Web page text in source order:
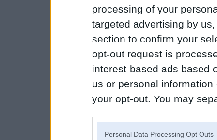
processing of your
targeted advertising by
section to confirm your
opt-out request is
interest-based ads based
us or personal
your opt-out. You may
Personal Data Processing Opt Outs